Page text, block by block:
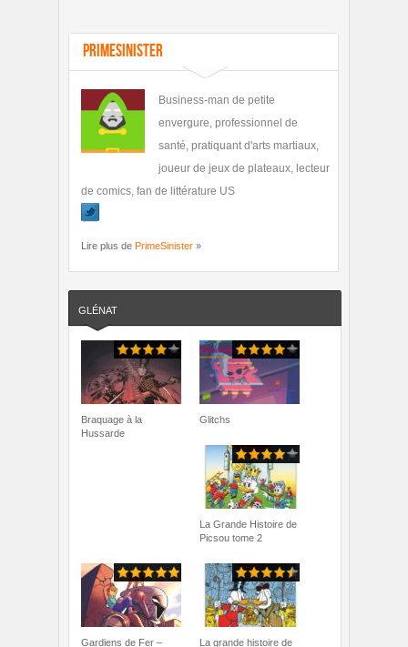
PrimeSinister
Business-man de petite
envergure, professionnel de
santé, pratiquant d'arts martiaux,
joueur de jeux de plateaux, lecteur
de comics, fan de littérature US
Lire plus de PrimeSinister »
GLÉNAT
Braquage à la
Hussarde
Glitchs
La Grande Histoire de
Picsou tome 2
Gardiens de Fer –
La grande histoire de